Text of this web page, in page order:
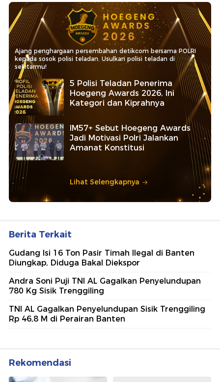
Ajang penghargaan persembahan detikcom bersama POLRI
kepada sosok polisi teladan. Usulkan polisi teladan di
sekitarmu!
5 Polisi Teladan Penerima
Hoegeng Awards 2026, Ini
Kategori dan Kiprahnya
IM57+ Sebut Hoegeng Awards
Jadi Motivasi Polri Jalankan
Amanat Konstitusi
Lihat Selengkapnya
Berita Terkait
Gudang Isi 16 Ton Pasir Timah Ilegal di Banten
Diungkap, Diduga Bakal Diekspor
Andra Soni Puji TNI AL Gagalkan Penyelundupan
780 Kg Sisik Trenggiling
TNI AL Gagalkan Penyelundupan Sisik Trenggiling
Rp 46,8 M di Perairan Banten
Rekomendasi